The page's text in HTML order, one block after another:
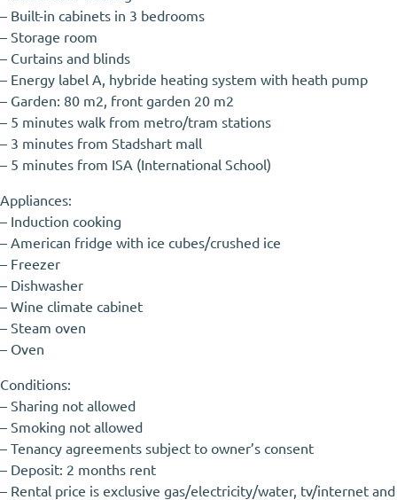
– Built-in cabinets in 3 bedrooms
– Storage room
– Curtains and blinds
– Energy label A, hybride heating system with heath pump
– Garden: 80 m2, front garden 20 m2
– 5 minutes walk from metro/tram stations
– 3 minutes from Stadshart mall
– 5 minutes from ISA (International School)
Appliances:
– Induction cooking
– American fridge with ice cubes/crushed ice
– Freezer
– Dishwasher
– Wine climate cabinet
– Steam oven
– Oven
Conditions:
– Sharing not allowed
– Smoking not allowed
– Tenancy agreements subject to owner’s consent
– Deposit: 2 months rent
– Rental price is exclusive gas/electricity/water, tv/internet and